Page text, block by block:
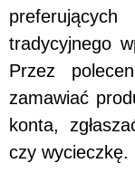
tradycyjnego
Przez
zamawiać
konta,
czy wycieczkę.